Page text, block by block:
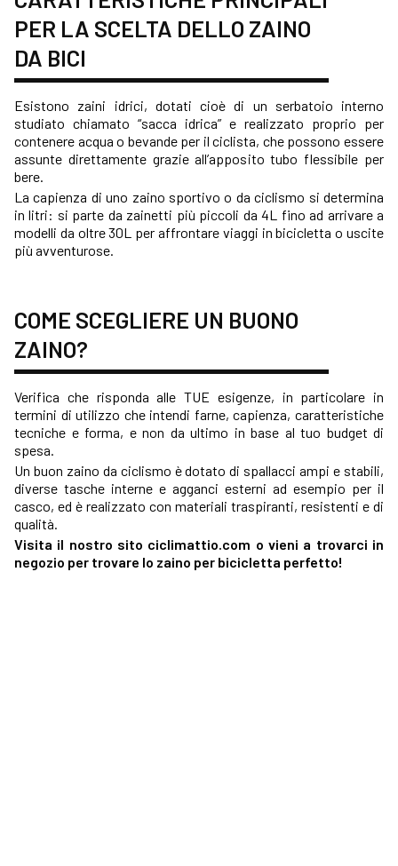
PER LA SCELTA DELLO ZAINO
DA BICI
Esistono zaini idrici, dotati cioè di un serbatoio interno
studiato chiamato “sacca idrica” e realizzato proprio per
contenere acqua o bevande per il ciclista, che possono essere
assunte direttamente grazie all’apposito tubo flessibile per
bere.
La capienza di uno zaino sportivo o da ciclismo si determina
in litri: si parte da zainetti più piccoli da 4L fino ad arrivare a
modelli da oltre 30L per affrontare viaggi in bicicletta o uscite
più avventurose.
COME SCEGLIERE UN BUONO
ZAINO?
Verifica che risponda alle TUE esigenze, in particolare in
termini di utilizzo che intendi farne, capienza, caratteristiche
tecniche e forma, e non da ultimo in base al tuo budget di
spesa.
Un buon zaino da ciclismo è dotato di spallacci ampi e stabili,
diverse tasche interne e agganci esterni ad esempio per il
casco, ed è realizzato con materiali traspiranti, resistenti e di
qualità.
Visita il nostro sito ciclimattio.com o vieni a trovarci in
negozio per trovare lo zaino per bicicletta perfetto!